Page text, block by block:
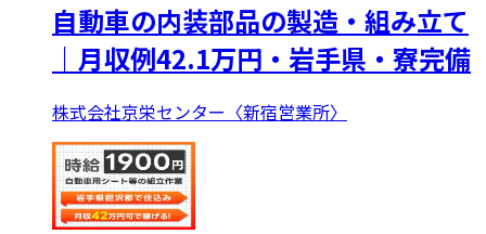
自動車の内装部品の製造・組み立て
｜月収例42.1万円・岩手県・寮完備
株式会社京栄センター〈新宿営業所〉